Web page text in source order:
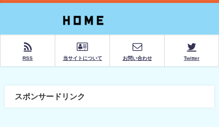
RSS 当サイトについて お問い合わせ Twitter
スポンサードリンク